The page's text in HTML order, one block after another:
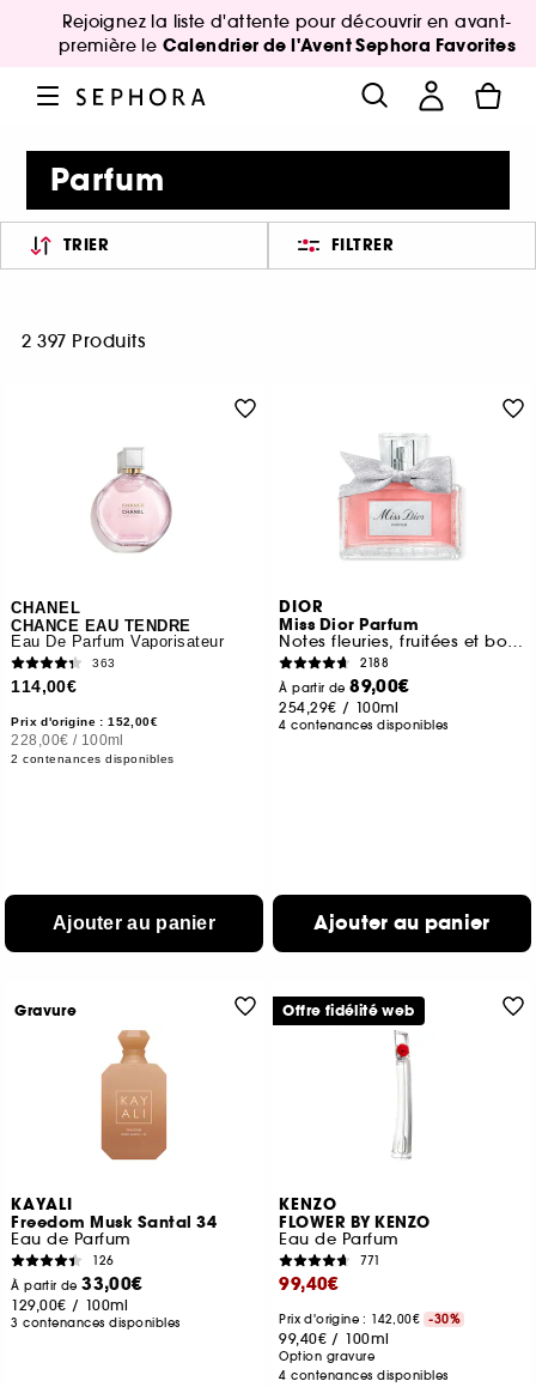
Rejoignez la liste d'attente pour découvrir en avant-
première le Calendrier de l'Avent Sephora Favorites
Parfum
TRIER FILTRER
2 397 Produits
CHANEL
CHANCE EAU TENDRE
Eau De Parfum Vaporisateur
363
114,00€
Prix d'origine : 152,00€
228,00€ / 100ml
2 contenances disponibles
Ajouter au panier
DIOR
Miss Dior Parfum
Notes fleuries, fruitées et boisées intenses
2188
À partir de89,00€
254,29€ / 100ml
4 contenances disponibles
Ajouter au panier
KAYALI
Freedom Musk Santal 34
Eau de Parfum
126
À partir de33,00€
129,00€ / 100ml
3 contenances disponibles
Gravure
KENZO
FLOWER BY KENZO
Eau de Parfum
771
99,40€
Prix d'origine : 142,00€ -30%
99,40€ / 100ml
Option gravure
4 contenances disponibles
Offre fidélité web